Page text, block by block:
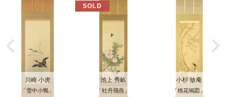
川崎 小虎
「雪中小鴨」
池上 秀畝
「牡丹飛燕」
小杉 放庵
「桃花鳩図」